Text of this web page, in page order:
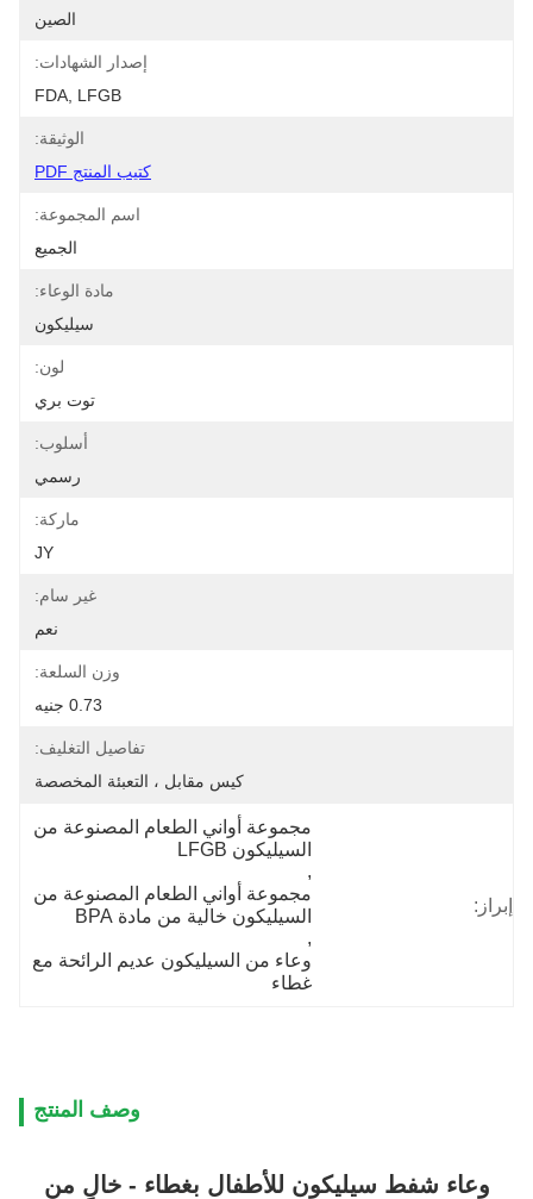
الصين
إصدار الشهادات:
FDA, LFGB
الوثيقة:
كتيب المنتج PDF
اسم المجموعة:
الجميع
مادة الوعاء:
سيليكون
لون:
توت بري
أسلوب:
رسمي
ماركة:
JY
غير سام:
نعم
وزن السلعة:
0.73 جنيه
تفاصيل التغليف:
كيس مقابل ، التعبئة المخصصة
إبراز:
مجموعة أواني الطعام المصنوعة من
السيليكون LFGB
,
مجموعة أواني الطعام المصنوعة من
السيليكون خالية من مادة BPA
,
وعاء من السيليكون عديم الرائحة مع
غطاء
وصف المنتج
وعاء شفط سيليكون للأطفال بغطاء - خالٍ من